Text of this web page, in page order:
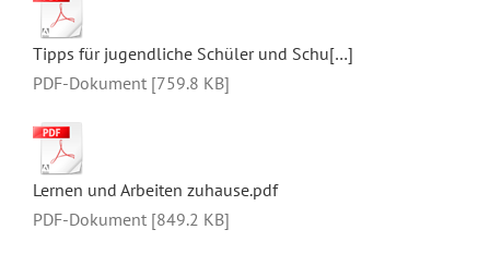
Tipps für jugendliche Schüler und Schu[…]
PDF-Dokument [759.8 KB]
Lernen und Arbeiten zuhause.pdf
PDF-Dokument [849.2 KB]